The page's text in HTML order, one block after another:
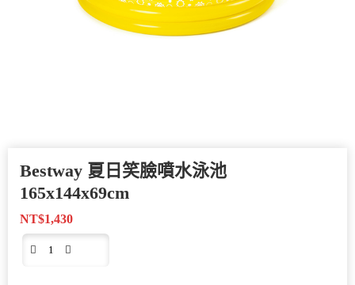
Bestway 夏日笑臉噴水泳池
165x144x69cm
NT$1,430